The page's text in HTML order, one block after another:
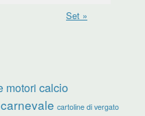
Set »
motori calcio
carnevale cartoline di vergato